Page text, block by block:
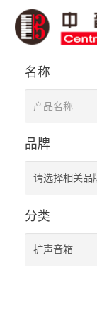
名称
品牌
分类